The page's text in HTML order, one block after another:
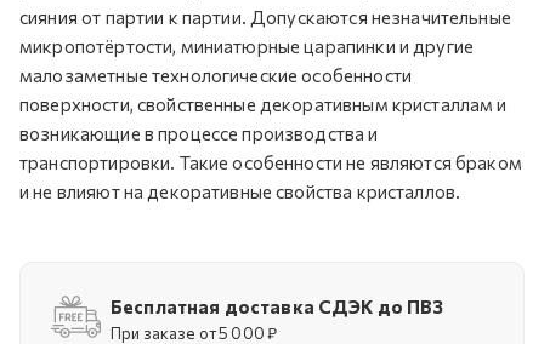
сияния от партии к партии. Допускаются незначительные
микропотёртости, миниатюрные царапинки и другие
малозаметные технологические особенности
поверхности, свойственные декоративным кристаллам и
возникающие в процессе производства и
транспортировки. Такие особенности не являются браком
и не влияют на декоративные свойства кристаллов.
Бесплатная доставка СДЭК до ПВЗ
При заказе от 5 000 ₽